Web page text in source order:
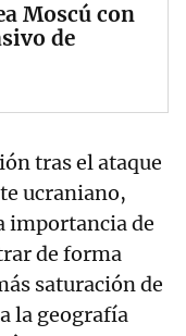
Moscú con
de
tras el ataque
ucraniano,
importancia de
de forma
saturación de
la geografía